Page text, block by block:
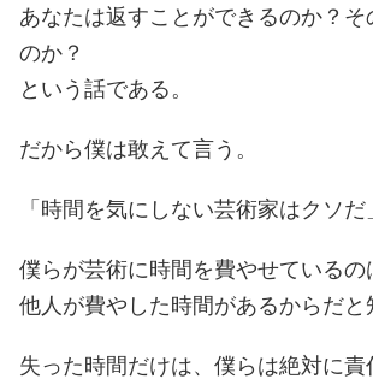
あなたは返すことができるのか？そ
のか？
という話である。
だから僕は敢えて言う。
「時間を気にしない芸術家はクソだ
僕らが芸術に時間を費やせているの
他人が費やした時間があるからだと
失った時間だけは、僕らは絶対に